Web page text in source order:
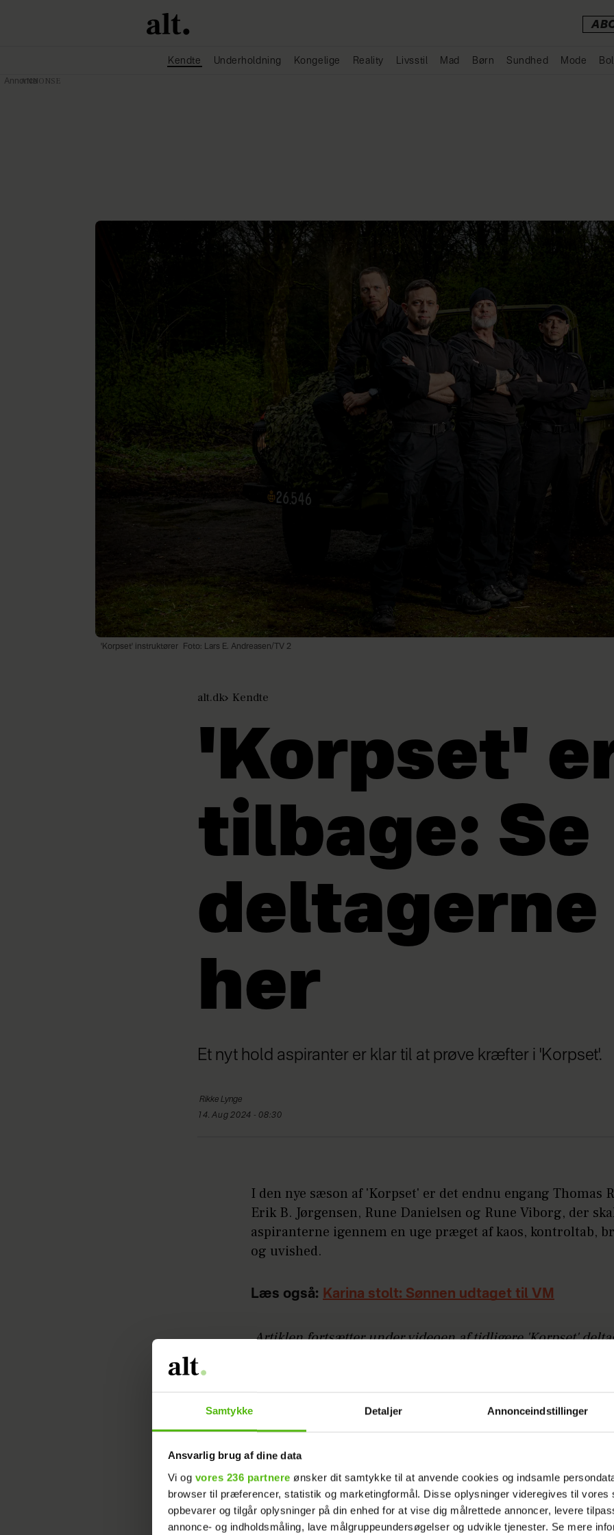
Samtykke Detaljer Annonceindstillinger
Ansvarlig brug af dine data
Vi og vores 236 partnere ønsker dit samtykke til at anvende cookies og indsamle
browser til præferencer, statistik og marketingformål. Disse oplysninger videregives til vores
opbevarer og tilgår oplysninger på din enhed for at vise dig målrettede annoncer, levere
annonce- og indholdsmåling, lave målgruppeundersøgelser og udvikle tjenester. Se mere
Kendte Underholdning Kongelige Reality Livsstil Mad Børn Sundhed Mode
'Korpset' instruktører Foto: Lars E. Andreasen/TV 2
alt.dk Kendte
'Korpset'
tilbage: Se
deltagerne
her
Et nyt hold aspiranter er klar til at prøve kræfter i 'Korpset'.
Rikke Lynge
14. Aug 2024 - 08:30
I den nye sæson af 'Korpset' er det endnu engang Thomas
Erik B. Jørgensen, Rune Danielsen og Rune Viborg, der
aspiranterne igennem en uge præget af kaos, kontroltab,
og uvished.
Læs også: Karina stolt: Sønnen udtaget til VM
Artiklen fortsætter under videoen af tidligere 'Korpset'
Annonce